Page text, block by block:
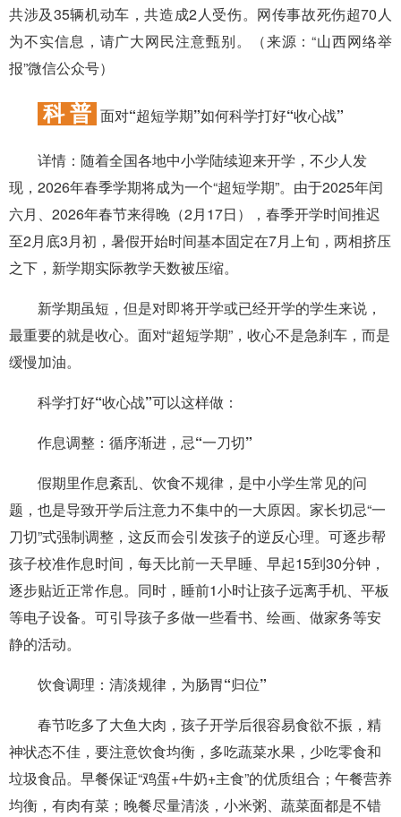
共涉及35辆机动车，共造成2人受伤。网传事故死伤超70人
为不实信息，请广大网民注意甄别。（来源：“山西网络举
报”微信公众号）
科 普 面对“超短学期”如何科学打好“收心战”
详情： 随着全国各地中小学陆续迎来开学，不少人发
现，2026年春季学期将成为一个“超短学期”。由于2025年闰
六月、2026年春节来得晚（2月17日），春季开学时间推迟
至2月底3月初，暑假开始时间基本固定在7月上旬，两相挤压
之下，新学期实际教学天数被压缩。
新学期虽短，但是对即将开学或已经开学的学生来说，
最重要的就是收心。面对“超短学期”，收心不是急刹车，而是
缓慢加油。
科学打好“收心战”可以这样做：
作息调整：循序渐进，忌“一刀切”
假期里作息紊乱、饮食不规律，是中小学生常见的问
题，也是导致开学后注意力不集中的一大原因。家长切忌“一
刀切”式强制调整，这反而会引发孩子的逆反心理。可逐步帮
孩子校准作息时间，每天比前一天早睡、早起15到30分钟，
逐步贴近正常作息。同时，睡前1小时让孩子远离手机、平板
等电子设备。可引导孩子多做一些看书、绘画、做家务等安
静的活动。
饮食调理：清淡规律，为肠胃“归位”
春节吃多了大鱼大肉，孩子开学后很容易食欲不振，精
神状态不佳，要注意饮食均衡，多吃蔬菜水果，少吃零食和
垃圾食品。早餐保证“鸡蛋+牛奶+主食”的优质组合；午餐营养
均衡，有肉有菜；晚餐尽量清淡，小米粥、蔬菜面都是不错